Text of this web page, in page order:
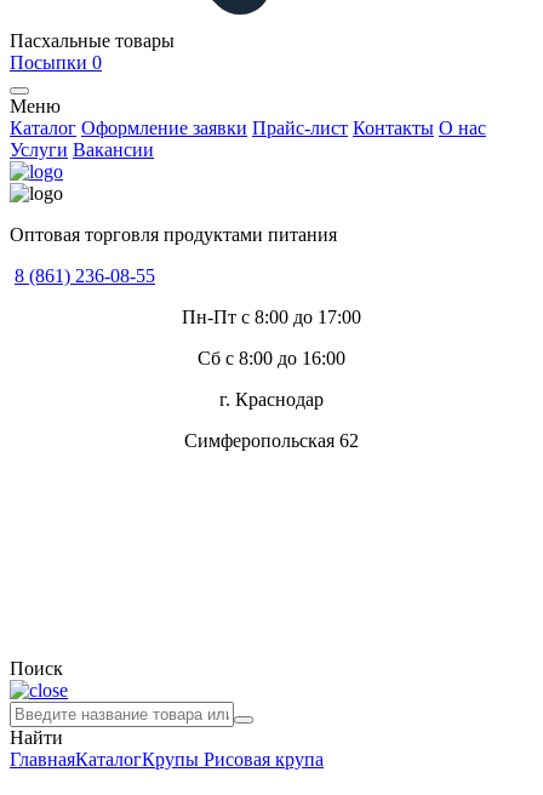
Пасхальные товары
Посыпки 0
Меню
Каталог Оформление заявки Прайс-лист Контакты О нас
Услуги Вакансии
Оптовая торговля продуктами питания
8 (861) 236-08-55
Пн-Пт с 8:00 до 17:00
Сб с 8:00 до 16:00
г. Краснодар
Симферопольская 62
Поиск
Найти
ГлавнаяКаталогКрупы Рисовая крупа